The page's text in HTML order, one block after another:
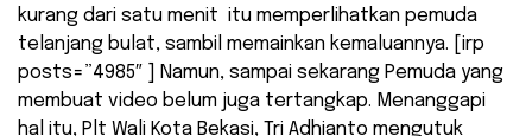
kurang dari satu menit itu memperlihatkan pemuda
telanjang bulat, sambil memainkan kemaluannya. [irp
posts=”4985″ ] Namun, sampai sekarang Pemuda yang
membuat video belum juga tertangkap. Menanggapi
hal itu, Plt Wali Kota Bekasi, Tri Adhianto mengutuk